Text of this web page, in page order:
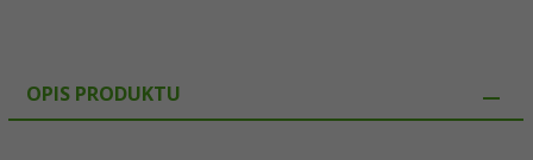
OPIS PRODUKTU